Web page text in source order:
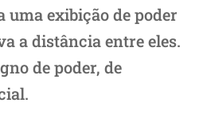
uma exibição de poder
a distância entre eles.
de poder, de